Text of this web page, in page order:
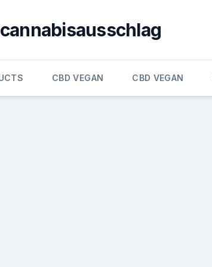
cannabisausschlag
CBD VEGAN CBD VEGAN